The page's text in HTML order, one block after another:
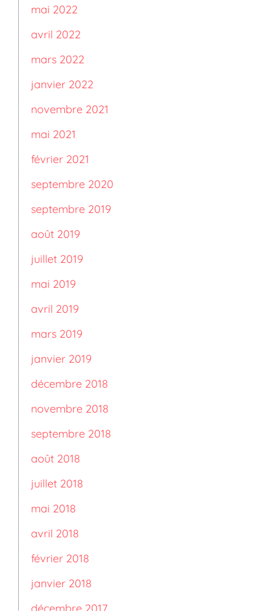
mai 2022
avril 2022
mars 2022
janvier 2022
novembre 2021
mai 2021
février 2021
septembre 2020
septembre 2019
août 2019
juillet 2019
mai 2019
avril 2019
mars 2019
janvier 2019
décembre 2018
novembre 2018
septembre 2018
août 2018
juillet 2018
mai 2018
avril 2018
février 2018
janvier 2018